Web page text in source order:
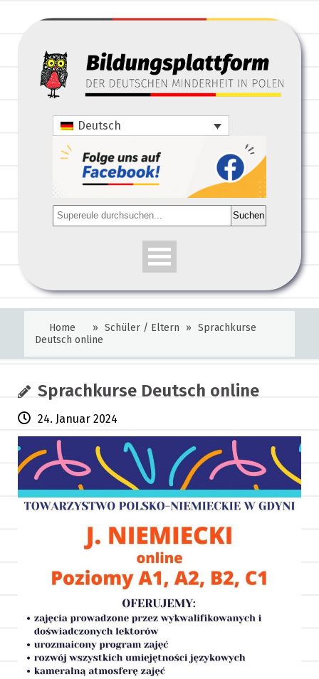
Deutsch
Suchen
Home » Schüler / Eltern » Sprachkurse
Deutsch online
Sprachkurse Deutsch online
24. Januar 2024